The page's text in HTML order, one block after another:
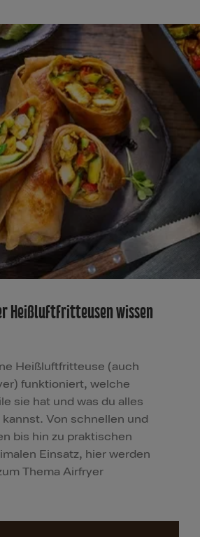
Heißluftfritteusen wissen
Heißluftfritteuse (auch
funktioniert, welche
sie hat und was du alles
Von schnellen und
bis hin zu praktischen
Einsatz, hier werden
Thema Airfryer